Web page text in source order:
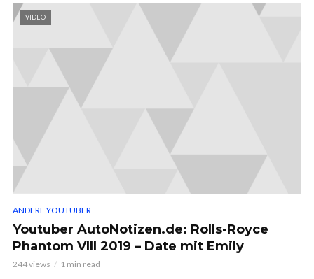
VIDEO
ANDERE YOUTUBER
Youtuber AutoNotizen.de: Rolls-Royce
Phantom VIII 2019 – Date mit Emily
244 views 1 min read